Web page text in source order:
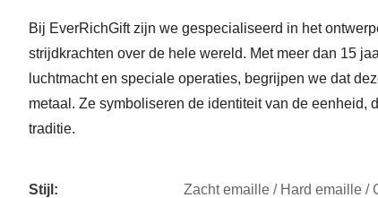
Bij EverRichGift zijn we gespecialiseerd in het
strijdkrachten over de hele wereld. Met meer dan 15
luchtmacht en speciale operaties, begrijpen we dat
metaal. Ze symboliseren de identiteit van de eenheid,
traditie.
Stijl: Zacht emaille / Hard emaille /